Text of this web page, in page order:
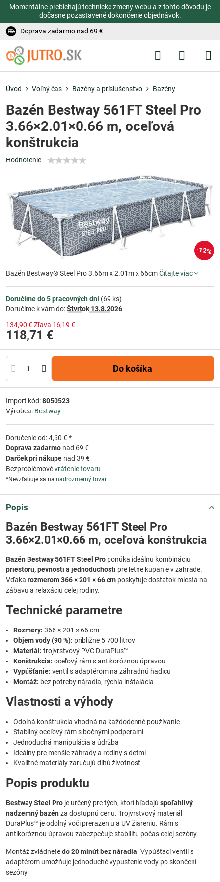
Momentálne prebiehajú technické zmeny webu a z tohto dôvodu je
dočasne pozastavené dokončenie objednávok.
Doprava zadarmo nad 69 €
12%
Úvod Voľný čas Bazény a príslušenstvo Bazény
Bazén Bestway 561FT Steel Pro
3.66×2.01×0.66 m, oceľová
konštrukcia
Hodnotenie
Bazén Bestway® Steel Pro 3.66m x 2.01m x 66cmČítajte viac
Doručíme do 5 pracovných dní(69 ks)
Doručíme k vám do:Štvrtok 13.8.2026
134,90 €Zľava 16,19 €
118,71 €
Do košíka
Import kód:8050523
Výrobca: Bestway
Doručenie od: 4,60 € *
Doprava zadarmo nad 69 €
Darček pri nákupe nad 39 €
Bezproblémovévrátenie tovaru
*Nevzťahuje sa na nadrozmerný tovar
Popis
Bazén Bestway 561FT Steel Pro
3.66×2.01×0.66 m, oceľová konštrukcia
Bazén Bestway 561FT Steel Pro ponúka ideálnu kombináciu
priestoru, pevnosti a jednoduchosti pre letné kúpanie v záhrade.
Vďaka rozmerom 366 × 201 × 66 cm poskytuje dostatok miesta na
zábavu a relaxáciu celej rodiny.
Technické parametre
Rozmery: 366 × 201 × 66 cm
Objem vody (90 %): približne 5 700 litrov
Materiál: trojvrstvový PVC DuraPlus™
Konštrukcia: oceľový rám s antikoróznou úpravou
Vypúšťanie: ventil s adaptérom na záhradnú hadicu
Montáž: bez potreby náradia, rýchla inštalácia
Vlastnosti a výhody
Odolná konštrukcia vhodná na každodenné používanie
Stabilný oceľový rám s bočnými podperami
Jednoduchá manipulácia a údržba
Ideálny pre menšie záhrady a rodiny s deťmi
Kvalitné materiály zaručujú dlhú životnosť
Popis produktu
Bestway Steel Pro je určený pre tých, ktorí hľadajú spoľahlivý
nadzemný bazén za dostupnú cenu. Trojvrstvový materiál
DuraPlus™ je odolný voči prerazeniu a UV žiareniu. Rám s
antikoróznou úpravou zabezpečuje stabilitu počas celej sezóny.
Montáž zvládnetedo 20 minút bez náradia. Vypúšťací ventil s
adaptérom umožňuje jednoduché vypustenie vody po skončení
sezóny.